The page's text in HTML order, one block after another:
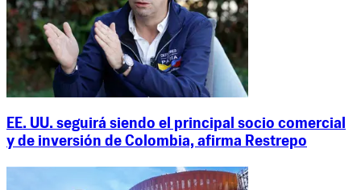
EE. UU. seguirá siendo el principal socio comercial
y de inversión de Colombia, afirma Restrepo